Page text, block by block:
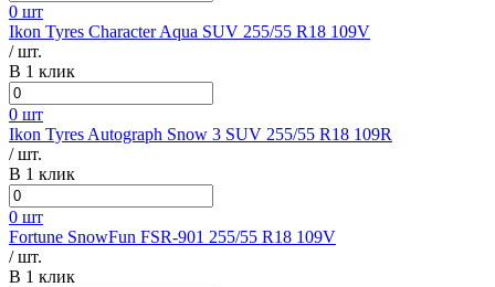
0 шт
Ikon Tyres Character Aqua SUV 255/55 R18 109V
/ шт.
В 1 клик
0 шт
Ikon Tyres Autograph Snow 3 SUV 255/55 R18 109R
/ шт.
В 1 клик
0 шт
Fortune SnowFun FSR-901 255/55 R18 109V
/ шт.
В 1 клик